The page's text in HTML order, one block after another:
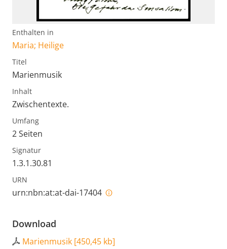
Enthalten in
Maria; Heilige
Titel
Marienmusik
Inhalt
Zwischentexte.
Umfang
2 Seiten
Signatur
1.3.1.30.81
URN
urn:nbn:at:at-dai-17404
Download
Marienmusik [450,45 kb]